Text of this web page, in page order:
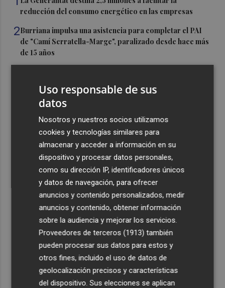
reducción del consumo energético en las empresas
2Burriana impulsa una asistencia para completar el PAI
de "Camí Serratella-Marge", paralizado desde hace más
de 15 años
euros de Carrasco"
obras de reforma de la tenencia de alcaldía sur
Castelló acelera el montaje de la infraestructura en las
playas y el Planetari del eclipse para convertirlo en "un
evento histórico"
Recibe toda la actualidad de
Plaza Podcast en tu correo
Quiero suscribirme
Uso responsable de sus
datos
Nosotros y nuestros socios utilizamos
cookies y tecnologías similares para
almacenar y acceder a información en su
dispositivo y procesar datos personales,
como su dirección IP, identificadores únicos
y datos de navegación, para ofrecer
anuncios y contenido personalizados, medir
anuncios y contenido, obtener información
sobre la audiencia y mejorar los servicios.
Proveedores de terceros (1913) también
pueden procesar sus datos para estos y
otros fines, incluido el uso de datos de
geolocalización precisos y características
del dispositivo. Sus elecciones se aplican